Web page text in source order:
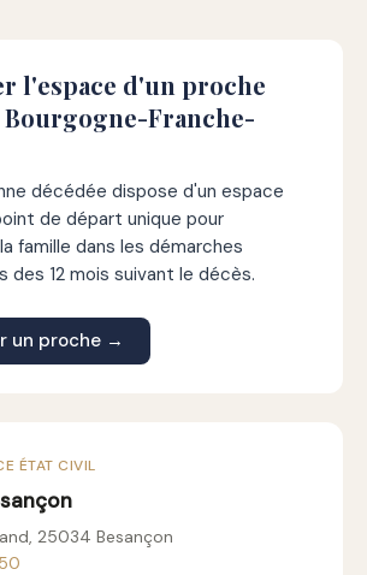
l'espace d'un proche
Bourgogne-Franche-
décédée dispose d'un espace
de départ unique pour
famille dans les démarches
des 12 mois suivant le décès.
un proche →
ÉTAT CIVIL
25034 Besançon